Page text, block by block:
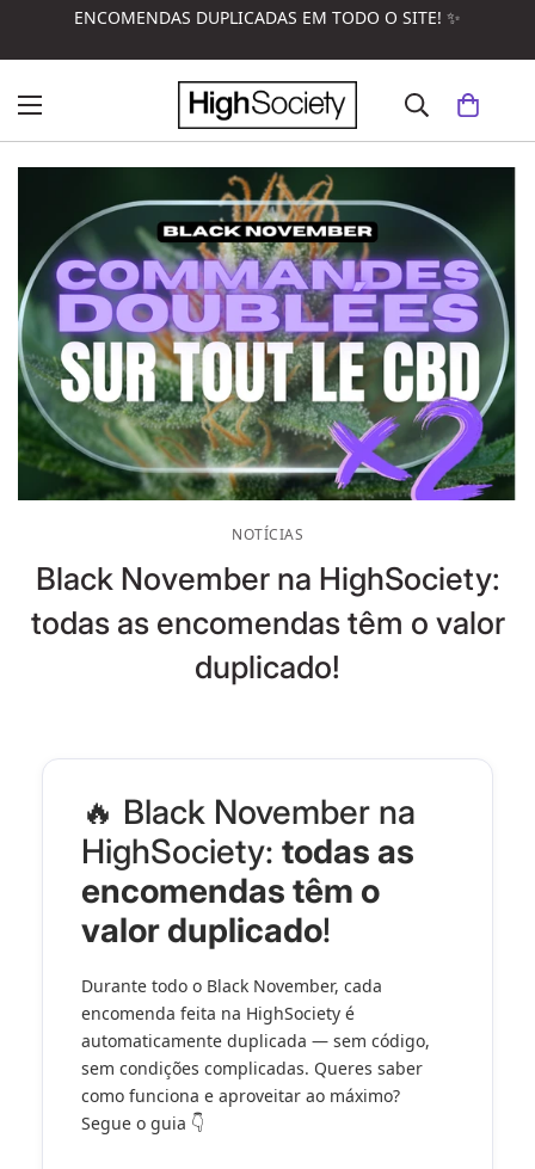
ENCOMENDAS DUPLICADAS EM TODO O SITE! ✨
NOTÍCIAS
Black November na HighSociety:
todas as encomendas têm o valor
duplicado!
🔥 Black November na
HighSociety: todas as
encomendas têm o
valor duplicado!
Durante todo o Black November, cada
encomenda feita na HighSociety é
automaticamente duplicada — sem código,
sem condições complicadas. Queres saber
como funciona e aproveitar ao máximo?
Segue o guia 👇